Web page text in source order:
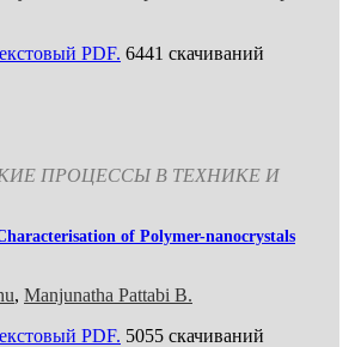
PDF. 6441 скачиваний
ПРОЦЕССЫ В ТЕХНИКЕ И
of Polymer-nanocrystals
, Manjunatha Pattabi B.
PDF. 5055 скачиваний